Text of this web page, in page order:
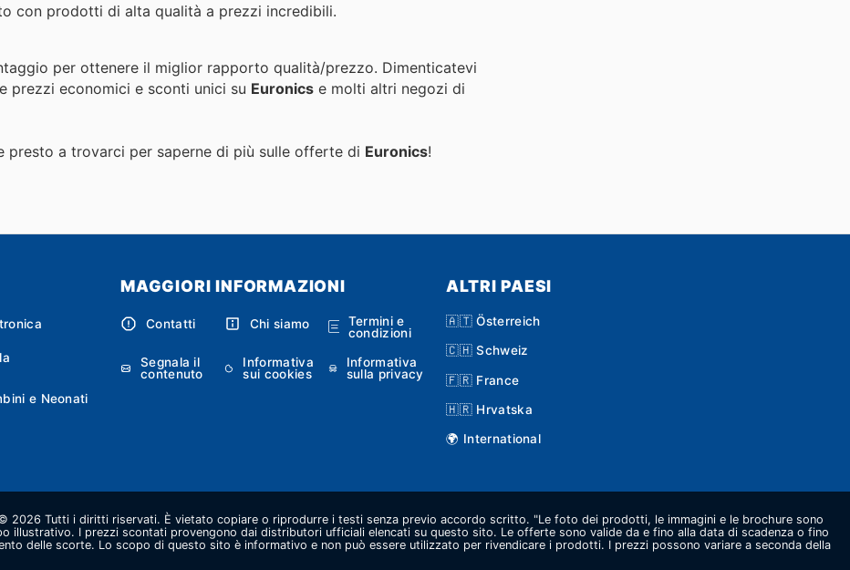
con prodotti di alta qualità a prezzi incredibili.
per ottenere il miglior rapporto qualità/prezzo. Dimenticatevi
prezzi economici e sconti unici su Euronics e molti altri negozi di
a trovarci per saperne di più sulle offerte di Euronics!
e Neonati
MAGGIORI INFORMAZIONI
Contatti Chi siamo
Termini e
condizioni
Segnala il
contenuto
Informativa
sui cookies
Informativa
sulla privacy
ALTRI PAESI
🇦🇹 Österreich
🇨🇭 Schweiz
🇫🇷 France
🇭🇷 Hrvatska
🌍 International
2026 Tutti i diritti riservati. È vietato copiare o riprodurre i testi senza previo accordo scritto. "Le foto dei prodotti, le immagini e le brochure sono
illustrativo. I prezzi scontati provengono dai distributori ufficiali elencati su questo sito. Le offerte sono valide da e fino alla data di scadenza o fino
delle scorte. Lo scopo di questo sito è informativo e non può essere utilizzato per rivendicare i prodotti. I prezzi possono variare a seconda della